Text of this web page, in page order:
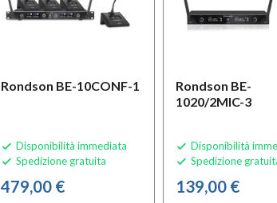
Rondson BE-10CONF-1
 Disponibilità immediata
 Spedizione gratuita
479,00 €
Rondson BE-
1020/2MIC-3
 Disponibilità
 Spedizione
139,00 €